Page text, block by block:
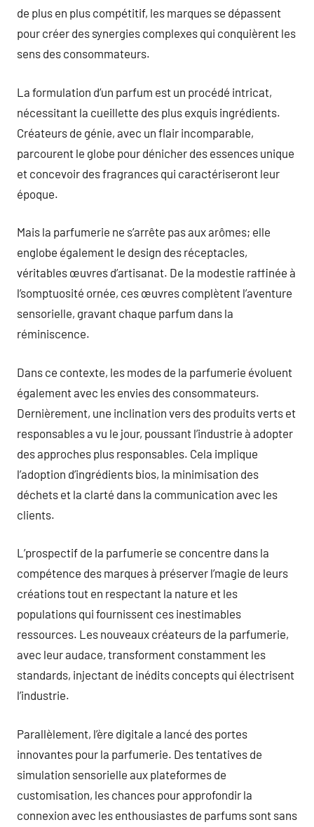
de plus en plus compétitif, les marques se dépassent
pour créer des synergies complexes qui conquièrent les
sens des consommateurs.
La formulation d’un parfum est un procédé intricat,
nécessitant la cueillette des plus exquis ingrédients.
Créateurs de génie, avec un flair incomparable,
parcourent le globe pour dénicher des essences unique
et concevoir des fragrances qui caractériseront leur
époque.
Mais la parfumerie ne s’arrête pas aux arômes; elle
englobe également le design des réceptacles,
véritables œuvres d’artisanat. De la modestie raffinée à
l’somptuosité ornée, ces œuvres complètent l’aventure
sensorielle, gravant chaque parfum dans la
réminiscence.
Dans ce contexte, les modes de la parfumerie évoluent
également avec les envies des consommateurs.
Dernièrement, une inclination vers des produits verts et
responsables a vu le jour, poussant l’industrie à adopter
des approches plus responsables. Cela implique
l’adoption d’ingrédients bios, la minimisation des
déchets et la clarté dans la communication avec les
clients.
L’prospectif de la parfumerie se concentre dans la
compétence des marques à préserver l’magie de leurs
créations tout en respectant la nature et les
populations qui fournissent ces inestimables
ressources. Les nouveaux créateurs de la parfumerie,
avec leur audace, transforment constamment les
standards, injectant de inédits concepts qui électrisent
l’industrie.
Parallèlement, l’ère digitale a lancé des portes
innovantes pour la parfumerie. Des tentatives de
simulation sensorielle aux plateformes de
customisation, les chances pour approfondir la
connexion avec les enthousiastes de parfums sont sans